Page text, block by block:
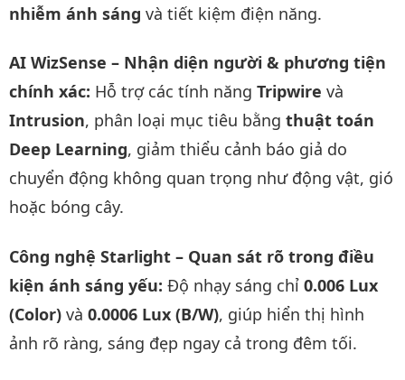
nhiễm ánh sáng và tiết kiệm điện năng.
AI WizSense – Nhận diện người & phương tiện
chính xác: Hỗ trợ các tính năng Tripwire và
Intrusion, phân loại mục tiêu bằng thuật toán
Deep Learning, giảm thiểu cảnh báo giả do
chuyển động không quan trọng như động vật, gió
hoặc bóng cây.
Công nghệ Starlight – Quan sát rõ trong điều
kiện ánh sáng yếu: Độ nhạy sáng chỉ 0.006 Lux
(Color) và 0.0006 Lux (B/W), giúp hiển thị hình
ảnh rõ ràng, sáng đẹp ngay cả trong đêm tối.